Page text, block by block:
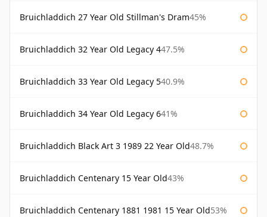
Bruichladdich 27 Year Old Stillman's Dram45%
Bruichladdich 32 Year Old Legacy 447.5%
Bruichladdich 33 Year Old Legacy 540.9%
Bruichladdich 34 Year Old Legacy 641%
Bruichladdich Black Art 3 1989 22 Year Old48.7%
Bruichladdich Centenary 15 Year Old43%
Bruichladdich Centenary 1881 1981 15 Year Old53%